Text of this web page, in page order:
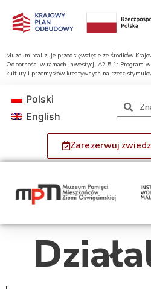
Muzeum realizuje przedsięwzięcie ze środków
Odporności w ramach Inwestycji A2.5.1: Program
kultury i przemysłów kreatywnych na rzecz
Zarezerwuj
Polski
English